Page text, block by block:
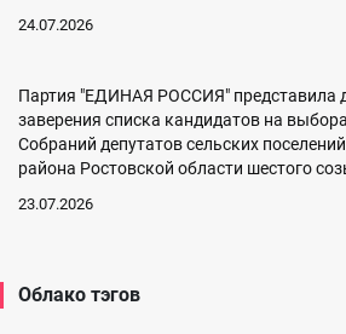
24.07.2026
Партия "ЕДИНАЯ РОССИЯ" представила
заверения списка кандидатов на
Собраний депутатов сельских
района Ростовской области шестого
23.07.2026
Облако тэгов